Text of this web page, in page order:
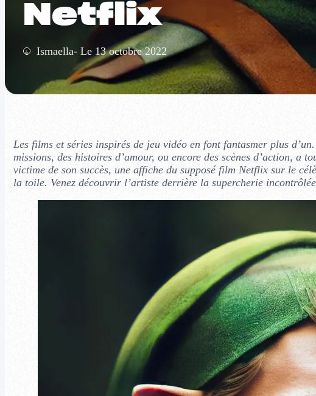
Netflix
Ismaella- Le 13 octobre 2022
Les films et séries inspirés de jeu vidéo en font fantasmer plus
missions, des histoires d’amour, ou encore des scènes d’action,
victime de son succès, une affiche du supposé film Netflix sur le
la toile. Venez découvrir l’artiste derrière la supercherie